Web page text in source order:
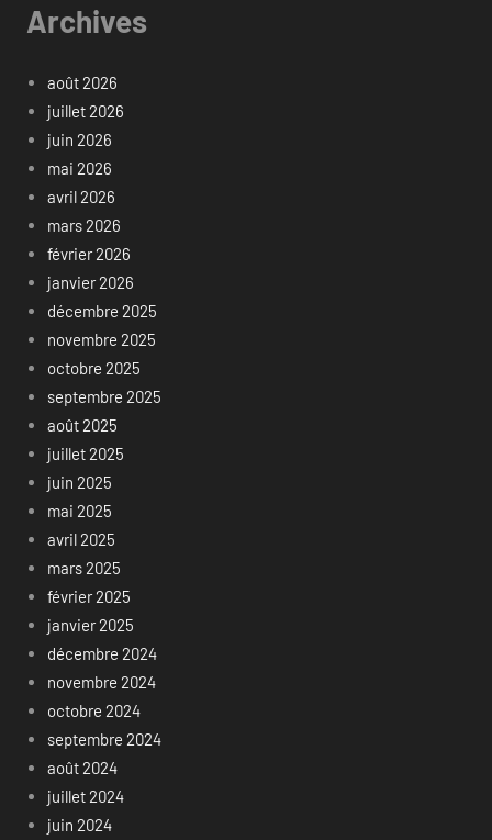
Archives
août 2026
juillet 2026
juin 2026
mai 2026
avril 2026
mars 2026
février 2026
janvier 2026
décembre 2025
novembre 2025
octobre 2025
septembre 2025
août 2025
juillet 2025
juin 2025
mai 2025
avril 2025
mars 2025
février 2025
janvier 2025
décembre 2024
novembre 2024
octobre 2024
septembre 2024
août 2024
juillet 2024
juin 2024